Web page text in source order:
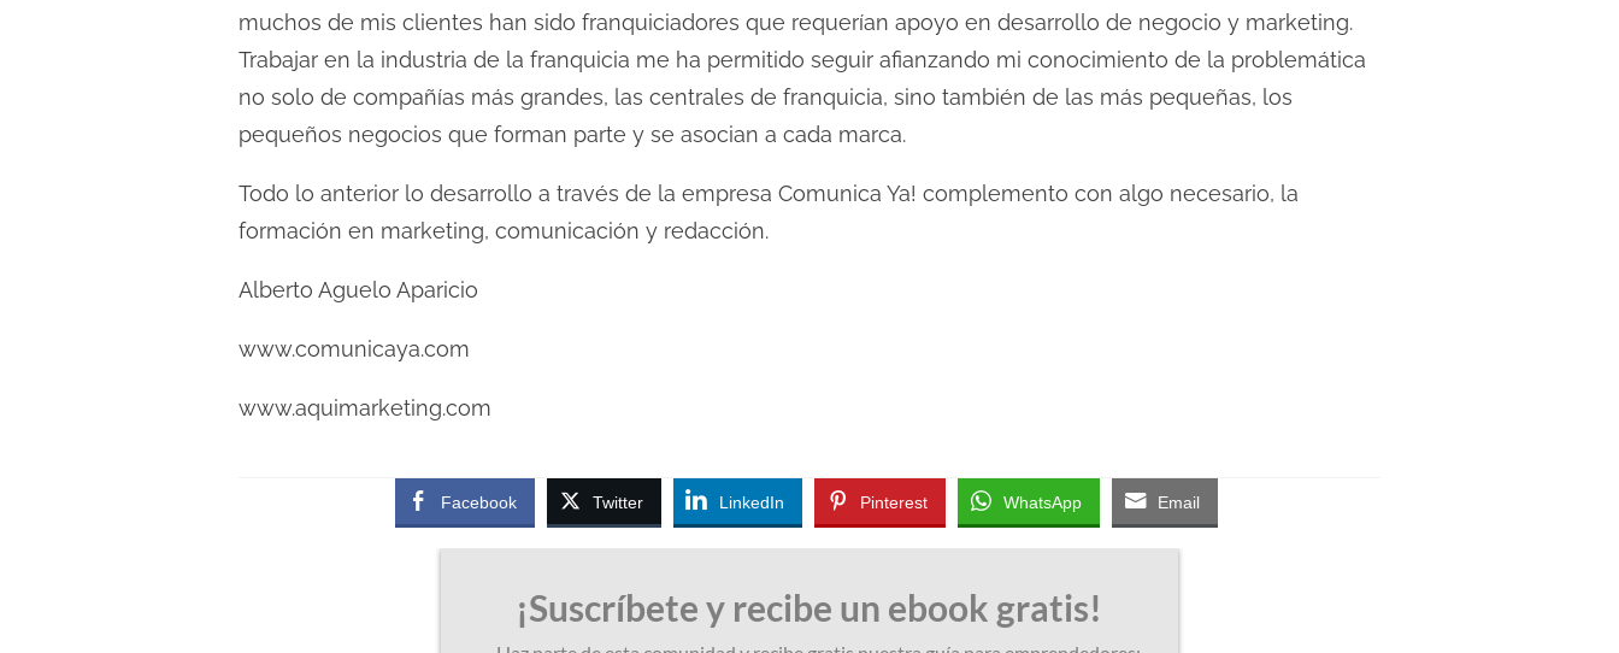
muchos de mis clientes han sido franquiciadores que requerían apoyo en desarrollo de negocio y marketing.
Trabajar en la industria de la franquicia me ha permitido seguir afianzando mi conocimiento de la problemática
no solo de compañías más grandes, las centrales de franquicia, sino también de las más pequeñas, los
pequeños negocios que forman parte y se asocian a cada marca.
Todo lo anterior lo desarrollo a través de la empresa Comunica Ya! complemento con algo necesario, la
formación en marketing, comunicación y redacción.
Alberto Aguelo Aparicio
www.comunicaya.com
www.aquimarketing.com
Facebook Twitter LinkedIn Pinterest WhatsApp Email